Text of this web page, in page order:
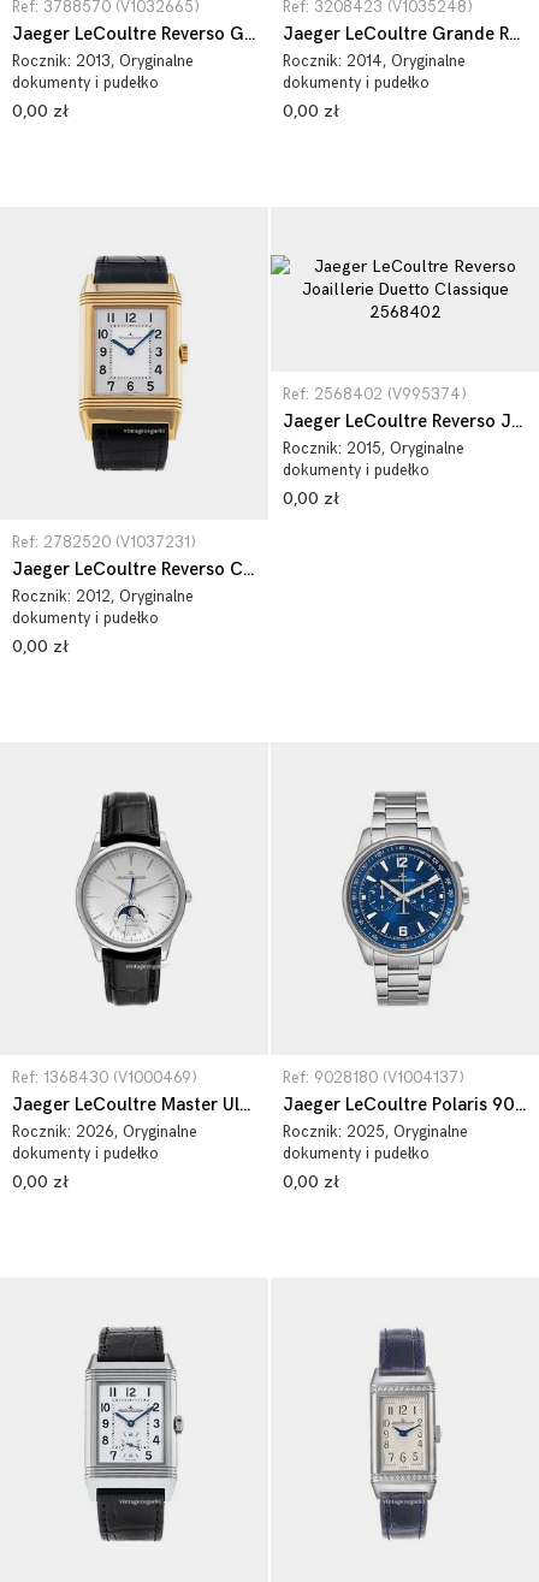
Ref: 3788570 (V1032665)
Jaeger LeCoultre Reverso Grande 3788570
Rocznik: 2013, Oryginalne
dokumenty i pudełko
0,00 zł
Ref: 3208423 (V1035248)
Jaeger LeCoultre Grande Reverso Lady Ultra Thin Stainless Steel 3208423
Rocznik: 2014, Oryginalne
dokumenty i pudełko
0,00 zł
Ref: 2782520 (V1037231)
Jaeger LeCoultre Reverso Classique Grande Ultra Thin 2782520
Rocznik: 2012, Oryginalne
dokumenty i pudełko
0,00 zł
Ref: 2568402 (V995374)
Jaeger LeCoultre Reverso Joaillerie Duetto Classique 2568402
Rocznik: 2015, Oryginalne
dokumenty i pudełko
0,00 zł
Ref: 1368430 (V1000469)
Jaeger LeCoultre Master Ultra Thin 1368430
Rocznik: 2026, Oryginalne
dokumenty i pudełko
0,00 zł
Ref: 9028180 (V1004137)
Jaeger LeCoultre Polaris 9028180
Rocznik: 2025, Oryginalne
dokumenty i pudełko
0,00 zł